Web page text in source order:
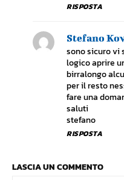
RISPOSTA
Stefano
sono sicuro vi
logico aprire
birralongo
per il resto
fare una
saluti
stefano
RISPOSTA
LASCIA UN COMMENTO